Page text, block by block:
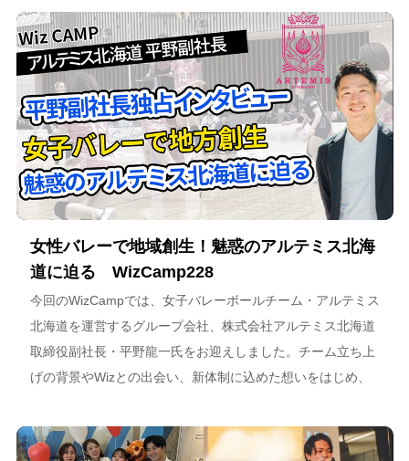
女性バレーで地域創生！魅惑のアルテミス北海
道に迫る WizCamp228
今回のWizCampでは、女子バレーボールチーム・アルテミス
北海道を運営するグループ会社、株式会社アルテミス北海道
取締役副社長・平野龍一氏をお迎えしました。チーム立ち上
げの背景やWizとの出会い、新体制に込めた想いをはじめ、
海道が描く今後のビジョンについて語っています。